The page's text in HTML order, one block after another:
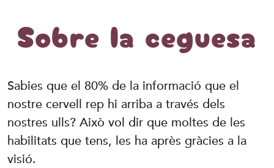
Sobre la ceguesa
Sabies que el 80% de la informació que el
nostre cervell rep hi arriba a través dels
nostres ulls? Això vol dir que moltes de les
habilitats que tens, les ha après gràcies a la
visió.